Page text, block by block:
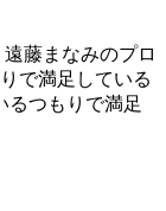
藤まなみのプロ
で満足している
るつもりで満足